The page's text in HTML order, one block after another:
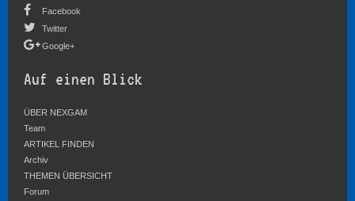
Facebook
Twitter
Google+
Auf einen Blick
ÜBER NEXGAM
Team
ARTIKEL FINDEN
Archiv
THEMEN ÜBERSICHT
Forum